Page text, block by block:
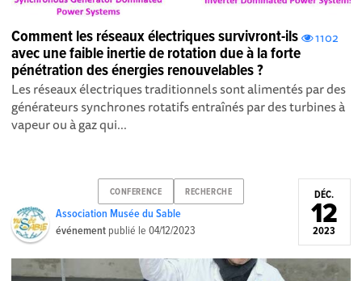
1102
Comment les réseaux électriques survivront-ils
avec une faible inertie de rotation due à la forte
pénétration des énergies renouvelables ?
Les réseaux électriques traditionnels sont alimentés par des
générateurs synchrones rotatifs entraînés par des turbines à
vapeur ou à gaz qui...
CONFERENCE RECHERCHE
Association Musée du Sable
événement publié le04/12/2023
DÉC.
12
2023